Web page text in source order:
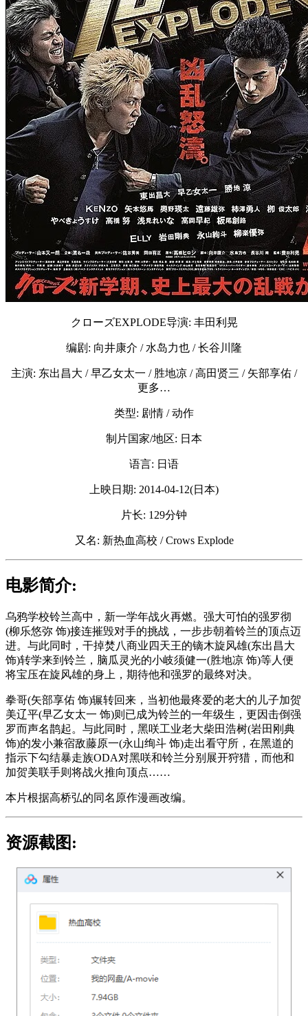
クローズEXPLODE导演: 丰田利晃
编剧: 向井康介 / 水岛力也 / 长谷川隆
主演: 东出昌大 / 早乙女太一 / 胜地凉 / 高田贤三 / 矢部享佑 /
更多…
类型: 剧情 / 动作
制片国家/地区: 日本
语言: 日语
上映日期: 2014-04-12(日本)
片长: 129分钟
又名: 新热血高校 / Crows Explode
电影简介:
乌鸦学校铃兰高中，新一学年战火再燃。强大可怕的强罗彻
(柳乐悠弥 饰)接连摧毁对手的挑战，一步步朝着铃兰的顶点迈
进。与此同时，干掉焚八商业四天王的镝木旋风雄(东出昌大
饰)转学来到铃兰，脑瓜灵光的小岐须健一(胜地凉 饰)等人便
将宝压在旋风雄的身上，期待他和强罗的最终对决。
拳哥(矢部享佑 饰)辗转回来，当初他最疼爱的老大的儿子加贺
美辽平(早乙女太一 饰)则已成为铃兰的一年级生，更因击倒强
罗而声名鹊起。与此同时，黑咲工业老大柴田浩树(岩田刚典
饰)的发小兼宿敌藤原一(永山绚斗 饰)走出看守所，在黑道的
指示下勾结暴走族ODA对黑咲和铃兰分别展开狩猎，而他和
加贺美联手则将战火推向顶点……
本片根据高桥弘的同名原作漫画改编。
资源截图: